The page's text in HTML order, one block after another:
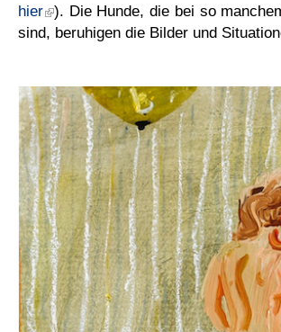
hier ). Die Hunde, die bei so
sind, beruhigen die Bilder und